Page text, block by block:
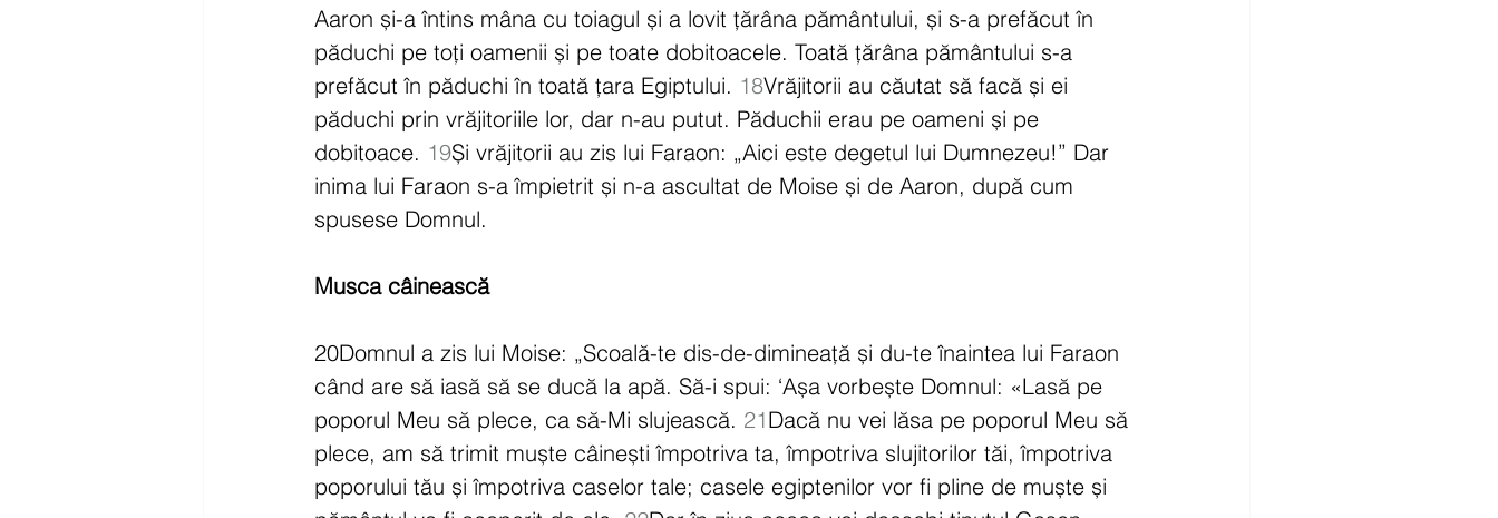
Aaron și-a întins mâna cu toiagul și a lovit țărâna pământului, și s-a prefăcut în
păduchi pe toți oamenii și pe toate dobitoacele. Toată țărâna pământului s-a
prefăcut în păduchi în toată țara Egiptului. 18Vrăjitorii au căutat să facă și ei
păduchi prin vrăjitoriile lor, dar n-au putut. Păduchii erau pe oameni și pe
dobitoace. 19Și vrăjitorii au zis lui Faraon: „Aici este degetul lui Dumnezeu!” Dar
inima lui Faraon s-a împietrit și n-a ascultat de Moise și de Aaron, după cum
spusese Domnul.
Musca câinească
20Domnul a zis lui Moise: „Scoală-te dis-de-dimineață și du-te înaintea lui Faraon
când are să iasă să se ducă la apă. Să-i spui: ‘Așa vorbește Domnul: «Lasă pe
poporul Meu să plece, ca să-Mi slujească. 21Dacă nu vei lăsa pe poporul Meu să
plece, am să trimit muște câinești împotriva ta, împotriva slujitorilor tăi, împotriva
poporului tău și împotriva caselor tale; casele egiptenilor vor fi pline de muște și